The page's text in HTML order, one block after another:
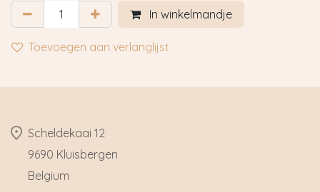
In winkelmandje
Toevoegen aan verlanglijst
​Scheldekaai 12
9690 Kluisbergen
​Belgium